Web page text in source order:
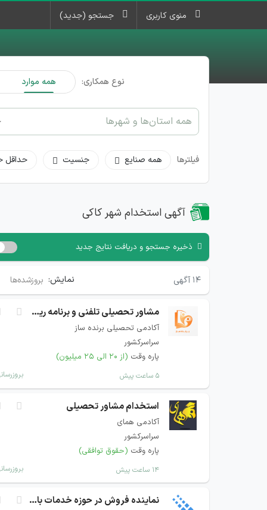
منوی کاربری جستجو (جدید)
نوع همکاری: همه موارد
همه استان‌ها و شهرها
فیلترها همه صنایع جنسیت حداقل
آگهی استخدام شهر کاکی
ذخیره جستجو و دریافت نتایج جدید
۱۴ آگهی نمایش: بروزشده‌ها
مشاور تحصیلی تلفنی و برنامه ریزی
آکادمی تحصیلی برنده ساز
سراسرکشور
پاره وقت (از ۲۰ الی ۲۵ میلیون)
۵ ساعت پیش
استخدام مشاور تحصیلی
آکادمی همای
سراسرکشور
پاره وقت (حقوق توافقی)
۱۴ ساعت پیش
نماینده فروش در حوزه خدمات بانکی و پرداخت